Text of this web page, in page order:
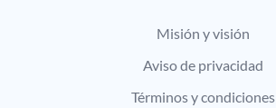
Misión y visión
Aviso de privacidad
Términos y condiciones